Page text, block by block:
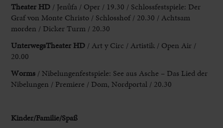
Theater HD / Jenůfa / Oper / 19.30 / Schlossfestspiele: Der
Graf von Monte Christo / Schlosshof / 20.30 / Achtsam
morden / Dicker Turm / 20.30
UnterwegsTheater HD / Art y Circ / Artistik / Open Air /
20.00
Worms / Nibelungenfestspiele: See aus Asche – Das Lied der
Nibelungen / Premiere / Dom, Nordportal / 20.30
Kinder/Familie/Spaß